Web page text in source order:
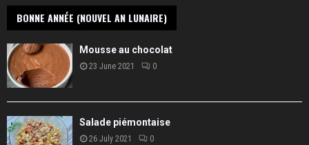
BONNE ANNÉE (NOUVEL AN LUNAIRE)
Mousse au chocolat
23 June 2021 0
Salade piémontaise
26 July 2021 0